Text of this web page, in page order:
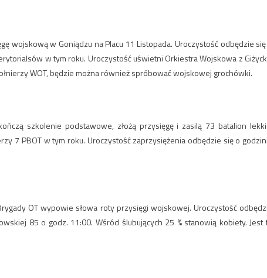
wojskową w Goniądzu na Placu 11 Listopada. Uroczystość odbędzie
w tym roku. Uroczystość uświetni Orkiestra Wojskowa z
WOT, będzie można również spróbować wojskowej grochówki.
szkolenie podstawowe, złożą przysięgę i zasilą 73 batalion
7 PBOT w tym roku. Uroczystość zaprzysiężenia odbędzie się o
OT wypowie słowa roty przysięgi wojskowej. Uroczystość
85 o godz. 11:00. Wśród ślubujących 25 % stanowią kobiety. Jest